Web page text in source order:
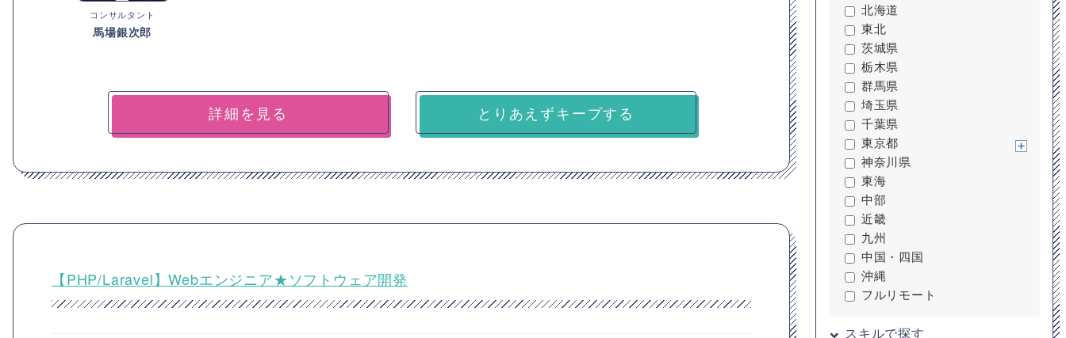
コンサルタント
馬場銀次郎
詳細を見る とりあえずキープする
【PHP/Laravel】Webエンジニア★ソフトウェア開発
北海道
東北
茨城県
栃木県
群馬県
埼玉県
千葉県
東京都
神奈川県
東海
中部
近畿
九州
中国・四国
沖縄
フルリモート
スキルで探す